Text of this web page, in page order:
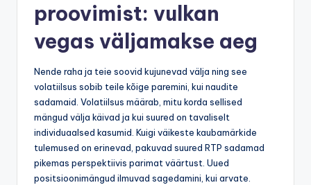
proovimist: vulkan
vegas väljamakse aeg
Nende raha ja teie soovid kujunevad välja ning see
volatiilsus sobib teile kõige paremini, kui naudite
sadamaid. Volatiilsus määrab, mitu korda sellised
mängud välja käivad ja kui suured on tavaliselt
individuaalsed kasumid. Kuigi väikeste kaubamärkide
tulemused on erinevad, pakuvad suured RTP sadamad
pikemas perspektiivis parimat väärtust. Uued
positsioonimängud ilmuvad sagedamini, kui arvate.